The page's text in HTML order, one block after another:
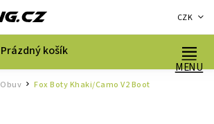
CZK
Prázdný košík
Obuv / Fox Boty Khaki/Camo V2 Boot